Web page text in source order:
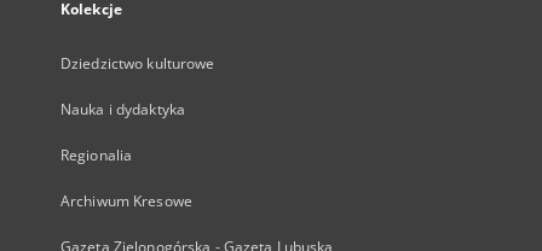
Kolekcje
Dziedzictwo kulturowe
Nauka i dydaktyka
Regionalia
Archiwum Kresowe
Gazeta Zielonogórska - Gazeta Lubuska